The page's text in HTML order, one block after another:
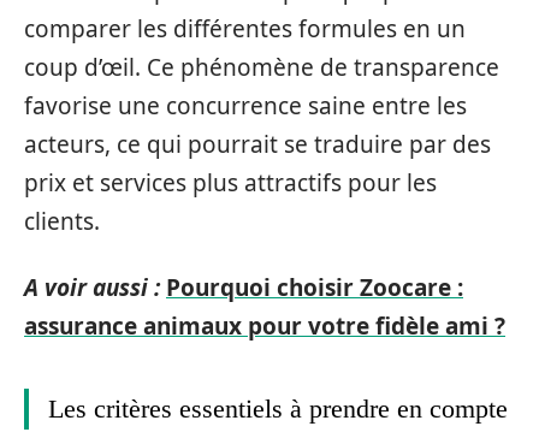
comparer les différentes formules en un
coup d’œil. Ce phénomène de transparence
favorise une concurrence saine entre les
acteurs, ce qui pourrait se traduire par des
prix et services plus attractifs pour les
clients.
A voir aussi : Pourquoi choisir Zoocare :
assurance animaux pour votre fidèle ami ?
Les critères essentiels à prendre en compte